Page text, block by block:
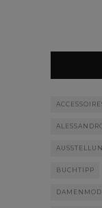
BUCHTIPP